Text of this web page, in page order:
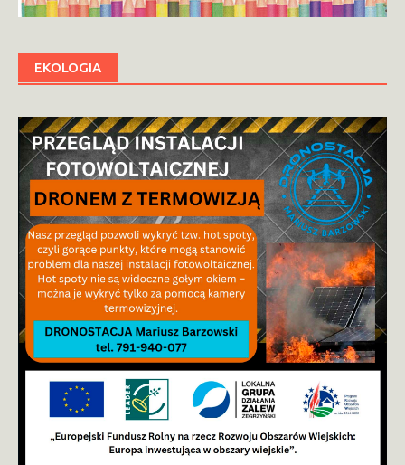
EKOLOGIA